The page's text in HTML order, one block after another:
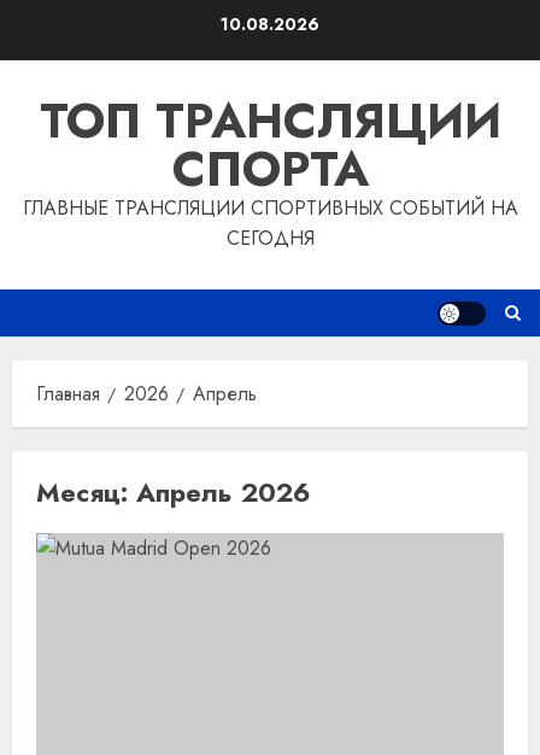
10.08.2026
ТОП ТРАНСЛЯЦИИ
СПОРТА
ГЛАВНЫЕ ТРАНСЛЯЦИИ СПОРТИВНЫХ СОБЫТИЙ НА
СЕГОДНЯ
Главная 2026 Апрель
Месяц: Апрель 2026